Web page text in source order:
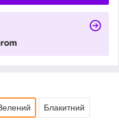
Блакитний